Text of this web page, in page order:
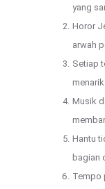
yang
Horor
arwah
Setiap
Musik
Hantu
bagian
Tempo